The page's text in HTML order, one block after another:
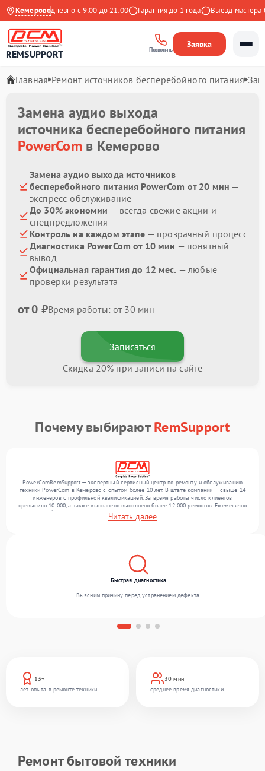
Кемерово
Ежедневно с 9:00 до 21:00 Гарантия до 1 года Выезд мастера
REMSUPPORT Позвонить
Заявка
Главная Ремонт источников бесперебойного питания
Замена аудио выхода
источника бесперебойного питания
PowerComв Кемерово
Замена аудио выхода источников
бесперебойного питания PowerCom от 20 мин —
экспресс-обслуживание
До 30% экономии — всегда свежие акции и
спецпредложения
Контроль на каждом этапе — прозрачный процесс
Диагностика PowerCom от 10 мин — понятный
вывод
Официальная гарантия до 12 мес. — любые
проверки результата
от 0 ₽Время работы: от 30 мин
Записаться
Скидка 20% при записи на сайте
Почему выбираютRemSupport
PowerComRemSupport — экспертный сервисный центр по ремонту и обслуживанию
техники PowerCom в Кемерово с опытом более 10 лет. В штате компании — свыше 14
инженеров с профильной квалификацией. За время работы число клиентов
превысило 10 000, а также выполнено выполнено более 12 000 ремонтов. Ежемесячно
в сервисный центр поступает свыше 300 единиц техники, включая , , . Мы выполняем
ремонт различного уровня сложности и поддерживаем высокий стандарт качества
Читать далее
13+
лет опыта в ремонте техники
30 мин
среднее время диагностики
Быстрая диагностика
Выясним причину перед устранением дефекта.
Ремонт бытовой техники